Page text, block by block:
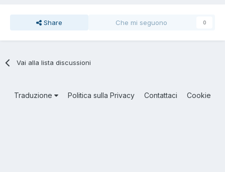
Share Che mi seguono 0
Vai alla lista discussioni
Traduzione Politica sulla Privacy Contattaci Cookie